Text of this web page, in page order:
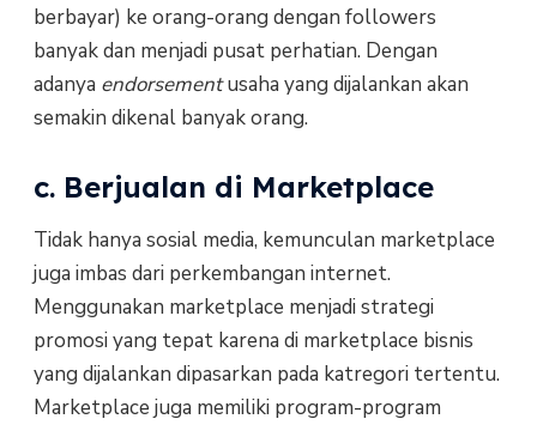
berbayar) ke orang-orang dengan followers
banyak dan menjadi pusat perhatian. Dengan
adanya endorsementusaha yang dijalankan akan
semakin dikenal banyak orang.
c. Berjualan di Marketplace
Tidak hanya sosial media, kemunculan marketplace
juga imbas dari perkembangan internet.
Menggunakan marketplace menjadi strategi
promosi yang tepat karena di marketplace bisnis
yang dijalankan dipasarkan pada katregori tertentu.
Marketplace juga memiliki program-program